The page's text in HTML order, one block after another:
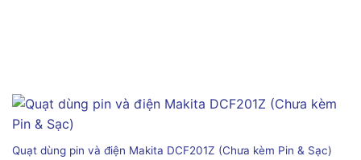
Quạt dùng pin và điện Makita DCF201Z (Chưa kèm Pin & Sạc)